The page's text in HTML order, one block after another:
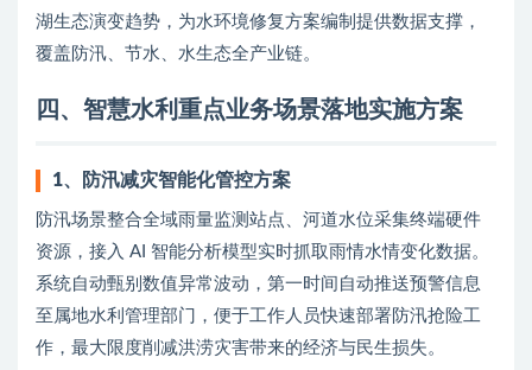
湖生态演变趋势，为水环境修复方案编制提供数据支撑，
覆盖防汛、节水、水生态全产业链。
四、智慧水利重点业务场景落地实施方案
1、防汛减灾智能化管控方案
防汛场景整合全域雨量监测站点、河道水位采集终端硬件
资源，接入 AI 智能分析模型实时抓取雨情水情变化数据。
系统自动甄别数值异常波动，第一时间自动推送预警信息
至属地水利管理部门，便于工作人员快速部署防汛抢险工
作，最大限度削减洪涝灾害带来的经济与民生损失。